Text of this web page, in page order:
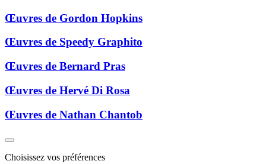
Œuvres de Gordon Hopkins
Œuvres de Speedy Graphito
Œuvres de Bernard Pras
Œuvres de Hervé Di Rosa
Œuvres de Nathan Chantob
Choisissez vos préférences